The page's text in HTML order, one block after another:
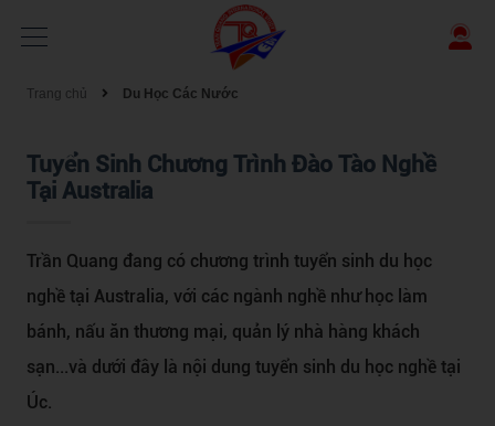
Trang chủ Du Học Các Nước
Tuyển Sinh Chương Trình Đào Tào Nghề
Tại Australia
Trần Quang đang có chương trình tuyển sinh du học
nghề tại Australia, với các ngành nghề như học làm
bánh, nấu ăn thương mại, quản lý nhà hàng khách
sạn...và dưới đây là nội dung tuyển sinh du học nghề tại
Úc.